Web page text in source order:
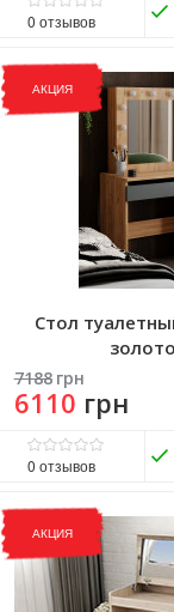
0 отзывов
Матеріал фасаду:
Виробник:
Феникс Мебель
Матеріал:
ЛДСП
Матеріал каркасу:
АКЦИЯ
Стол
7188 грн
6110 грн
0 отзывов
Виробник: ART IN HEAD
Матеріал:
ДСП
АКЦИЯ